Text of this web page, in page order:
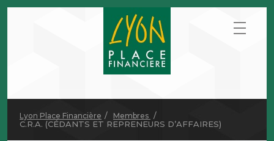
Lyon Place Financière Membres
C.R.A. (CÉDANTS ET REPRENEURS D’AFFAIRES)